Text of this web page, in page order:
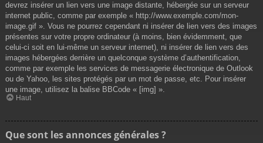
devrez insérer un lien vers une image distante, hébergée sur un serveur
internet public, comme par exemple « http://www.exemple.com/mon-
image.gif ». Vous ne pourrez cependant ni insérer de lien vers des images
présentes sur votre propre ordinateur (à moins, bien évidemment, que
celui-ci soit en lui-même un serveur internet), ni insérer de lien vers des
images hébergées derrière un quelconque système d’authentification,
comme par exemple les services de messagerie électronique de Outlook
ou de Yahoo, les sites protégés par un mot de passe, etc. Pour insérer
une image, utilisez la balise BBCode « [img] ».
Haut
Que sont les annonces générales ?